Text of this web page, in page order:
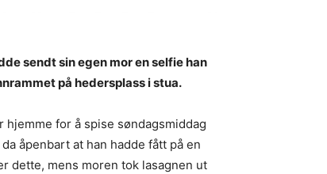
sendt sin egen mor en selfie han
på hedersplass i stua.
for å spise søndagsmiddag
åpenbart at han hadde fått på en
dette, mens moren tok lasagnen ut